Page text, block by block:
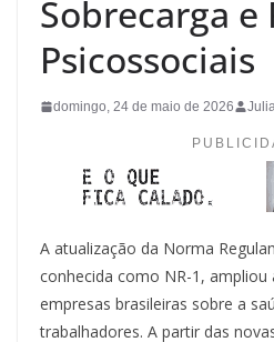
Sobrecarga e
Psicossociais
domingo, 24 de maio de 2026
A atualização da Norma
conhecida como NR-1, ampliou
empresas brasileiras sobre a
trabalhadores. A partir das